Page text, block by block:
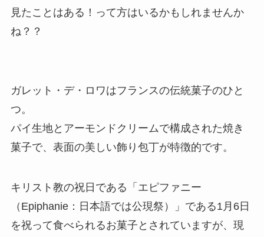
見たことはある！って方はいるかもしれませんか
ね？？
ガレット・デ・ロワはフランスの伝統菓子のひと
つ。
パイ生地とアーモンドクリームで構成された焼き
菓子で、表面の美しい飾り包丁が特徴的です。
キリスト教の祝日である「エピファニー
（Epiphanie：日本語では公現祭）」である1月6日
を祝って食べられるお菓子とされていますが、現